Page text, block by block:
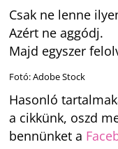
Csak ne lenne
Azért ne aggódj.
Majd egyszer
Fotó: Adobe Stock
Hasonló
a cikkünk, oszd
bennünket a